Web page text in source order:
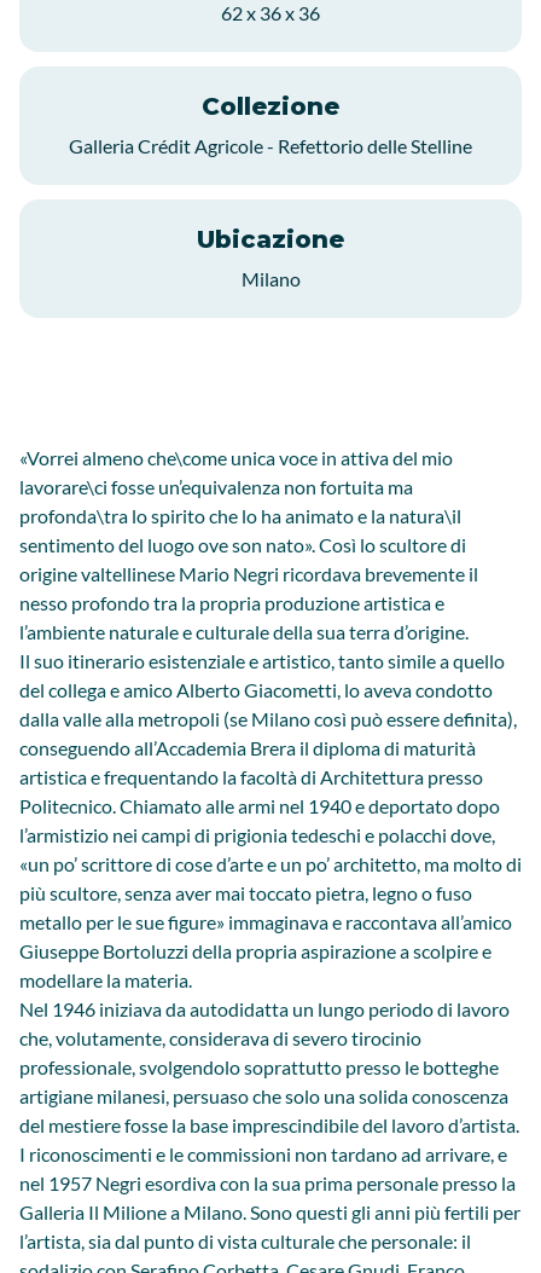
62 x 36 x 36
Collezione
Galleria Crédit Agricole - Refettorio delle Stelline
Ubicazione
Milano
«Vorrei almeno che\come unica voce in attiva del mio
lavorare\ci fosse un’equivalenza non fortuita ma
profonda\tra lo spirito che lo ha animato e la natura\il
sentimento del luogo ove son nato». Così lo scultore di
origine valtellinese Mario Negri ricordava brevemente il
nesso profondo tra la propria produzione artistica e
l’ambiente naturale e culturale della sua terra d’origine.
Il suo itinerario esistenziale e artistico, tanto simile a quello
del collega e amico Alberto Giacometti, lo aveva condotto
dalla valle alla metropoli (se Milano così può essere definita),
conseguendo all’Accademia Brera il diploma di maturità
artistica e frequentando la facoltà di Architettura presso
Politecnico. Chiamato alle armi nel 1940 e deportato dopo
l’armistizio nei campi di prigionia tedeschi e polacchi dove,
«un po’ scrittore di cose d’arte e un po’ architetto, ma molto di
più scultore, senza aver mai toccato pietra, legno o fuso
metallo per le sue figure» immaginava e raccontava all’amico
Giuseppe Bortoluzzi della propria aspirazione a scolpire e
modellare la materia.
Nel 1946 iniziava da autodidatta un lungo periodo di lavoro
che, volutamente, considerava di severo tirocinio
professionale, svolgendolo soprattutto presso le botteghe
artigiane milanesi, persuaso che solo una solida conoscenza
del mestiere fosse la base imprescindibile del lavoro d’artista.
I riconoscimenti e le commissioni non tardano ad arrivare, e
nel 1957 Negri esordiva con la sua prima personale presso la
Galleria Il Milione a Milano. Sono questi gli anni più fertili per
l’artista, sia dal punto di vista culturale che personale: il